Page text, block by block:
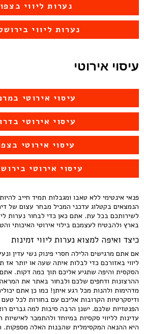
נערות ליווי
נערות ליווי
עיסוי אירוטי
עיסוי אירוטי
עיסוי אירוטי
עיסוי אירוטי
עיסוי אירוטי
פנאי אינטימי ללא טאבו ומגבלות תמיד חייב
הנמצאים בקטלוג עדכני המכיל מבחר עצום של
לשירותכם בכל עת. אתם כאן כדי לבחור נערות
בארץ ולהבטיח לעצמכם בילוי אירוטי האיכותי
כיצד ואיפה למצוא נערות ליווי זמינות
אם אתם מרגישים הלילה חסרי פינוק נשי עדין
ליווי באזורכם כדי לבלות איתה שעה או יותר אז
הסקסית והיפה שתגיע אליכם תוך כמה דקות.
ההרצונות ודחפים שלכם ולבחור באתר את
מדהימות ולהנות מכל רגע איתן! כמו כן אתם
ודיסקרטיות הקרובות אליכם עם בחורות לכל
הפנטזיות שלכם. ישנן הרבה סיבות למה גברים
עדינות לליווי סקסיות במיוחד ולהתמכר
היא ההנאה המקסימלית שהבנות האלה מספקות.